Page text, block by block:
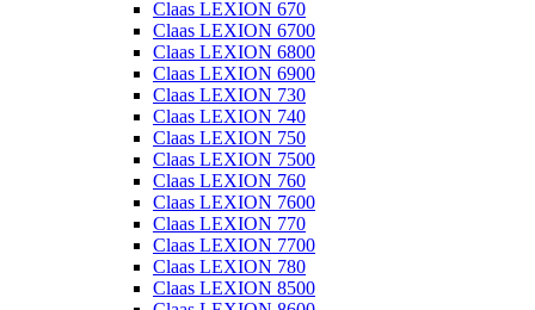
Claas LEXION 670
Claas LEXION 6700
Claas LEXION 6800
Claas LEXION 6900
Claas LEXION 730
Claas LEXION 740
Claas LEXION 750
Claas LEXION 7500
Claas LEXION 760
Claas LEXION 7600
Claas LEXION 770
Claas LEXION 7700
Claas LEXION 780
Claas LEXION 8500